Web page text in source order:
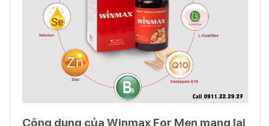
Công dụng của Winmax For Men mang lại